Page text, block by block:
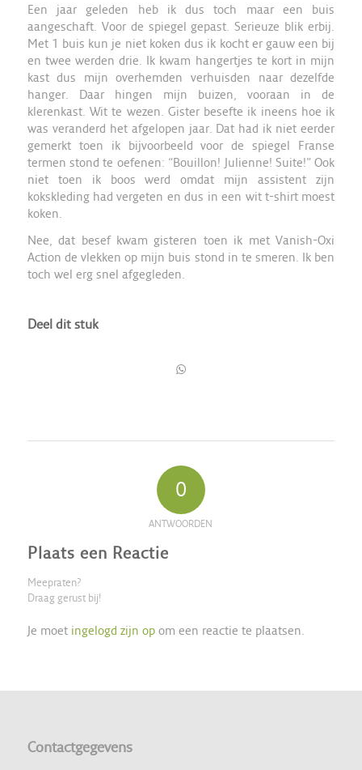
Een jaar geleden heb ik dus toch maar een buis
aangeschaft. Voor de spiegel gepast. Serieuze blik erbij.
Met 1 buis kun je niet koken dus ik kocht er gauw een bij
en twee werden drie. Ik kwam hangertjes te kort in mijn
kast dus mijn overhemden verhuisden naar dezelfde
hanger. Daar hingen mijn buizen, vooraan in de
klerenkast. Wit te wezen. Gister besefte ik ineens hoe ik
was veranderd het afgelopen jaar. Dat had ik niet eerder
gemerkt toen ik bijvoorbeeld voor de spiegel Franse
termen stond te oefenen: “Bouillon! Julienne! Suite!” Ook
niet toen ik boos werd omdat mijn assistent zijn
kokskleding had vergeten en dus in een wit t-shirt moest
koken.
Nee, dat besef kwam gisteren toen ik met Vanish-Oxi
Action de vlekken op mijn buis stond in te smeren. Ik ben
toch wel erg snel afgegleden.
Deel dit stuk
0
ANTWOORDEN
Plaats een Reactie
Meepraten?
Draag gerust bij!
Je moet ingelogd zijn opom een reactie te plaatsen.
Contactgegevens